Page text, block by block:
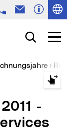
TelefonE-Mail
Suche